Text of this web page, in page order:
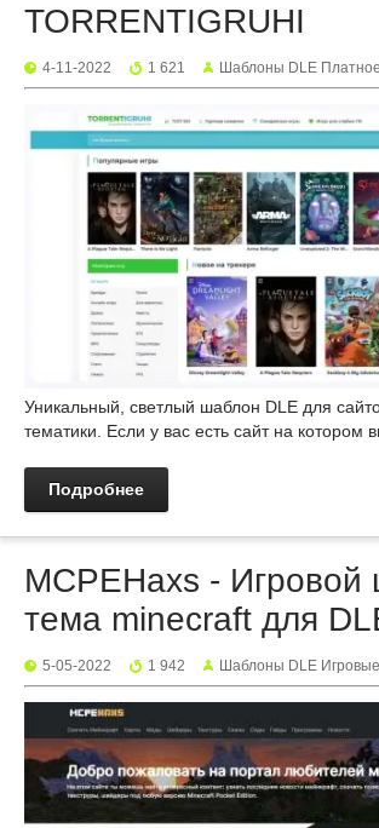
TORRENTIGRUHI
4-11-2022 1 621 Шаблоны DLE
Уникальный, светлый шаблон DLE для
тематики. Если у вас есть сайт на котором
Подробнее
MCPEHaxs - Игровой
тема minecraft для
5-05-2022 1 942 Шаблоны DLE Игровые